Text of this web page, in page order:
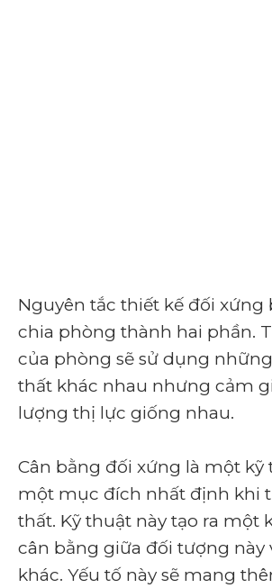
Nguyên tắc thiết kế đối xứng
chia phòng thành hai phần.
của phòng sẽ sử dụng
thất khác nhau nhưng cảm
lượng thị lực giống nhau.
Cân bằng đối xứng là một kỹ
một mục đích nhất định khi
thất. Kỹ thuật này tạo ra một
cân bằng giữa đối tượng này
khác. Yếu tố này sẽ mang